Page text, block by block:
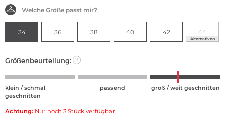
Welche Größe passt mir?
34 36 38 40 42 44
Alternativen
Größenbeurteilung: ?
klein / schmal
geschnitten
passend groß / weit geschnitten
Achtung: Nur noch 3 Stück verfügbar!